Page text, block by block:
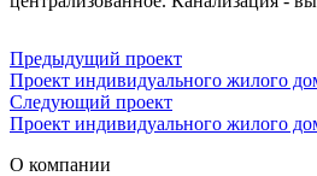
Предыдущий проект
Проект индивидуального жилого
Следующий проект
Проект индивидуального жилого
О компании